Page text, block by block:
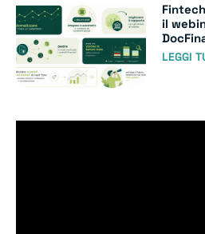
il
LEGGI